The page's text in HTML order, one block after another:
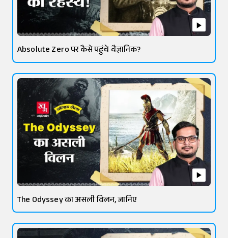
Absolute Zero पर कैसे पहुंचे वैज्ञानिक?
The Odyssey का असली विलन, जानिए